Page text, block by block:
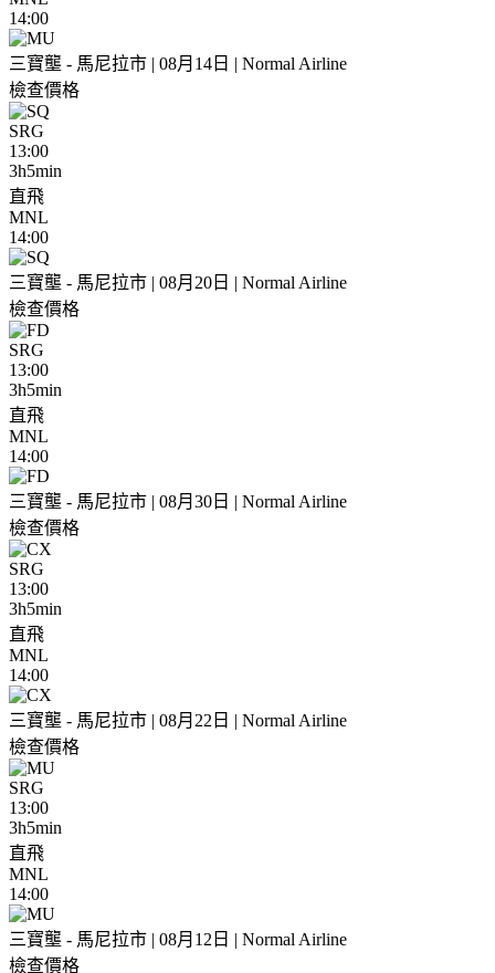
14:00
三寶壟 - 馬尼拉市 | 08月14日 | Normal Airline
檢查價格
SRG
13:00
3h5min
直飛
MNL
14:00
三寶壟 - 馬尼拉市 | 08月20日 | Normal Airline
檢查價格
SRG
13:00
3h5min
直飛
MNL
14:00
三寶壟 - 馬尼拉市 | 08月30日 | Normal Airline
檢查價格
SRG
13:00
3h5min
直飛
MNL
14:00
三寶壟 - 馬尼拉市 | 08月22日 | Normal Airline
檢查價格
SRG
13:00
3h5min
直飛
MNL
14:00
三寶壟 - 馬尼拉市 | 08月12日 | Normal Airline
檢查價格